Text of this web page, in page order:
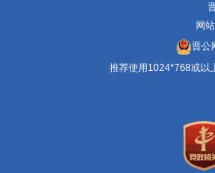
网
晋公
推荐使用1024*768或以